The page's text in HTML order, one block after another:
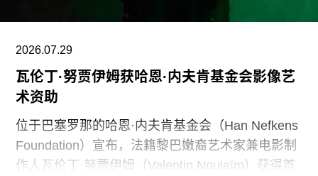
性”。
此外，《纽约时报》今年4月报道称，由于特朗普
试图介入史密森尼学会董事会新成员的任命程序，
相关任命工作被刻意放缓。
2026.07.29
瓦伦丁·努贾伊姆获哈恩·内夫肯基金会影像艺
术资助
位于巴塞罗那的哈恩·内夫肯基金会（Han Nefkens
Foundation）宣布，法籍黎巴嫩裔艺术家兼电影制
作人瓦伦丁·努贾伊姆（Valentin Noujaïm）获得首